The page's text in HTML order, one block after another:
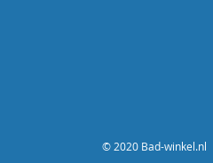
© 2020 Bad-winkel.nl